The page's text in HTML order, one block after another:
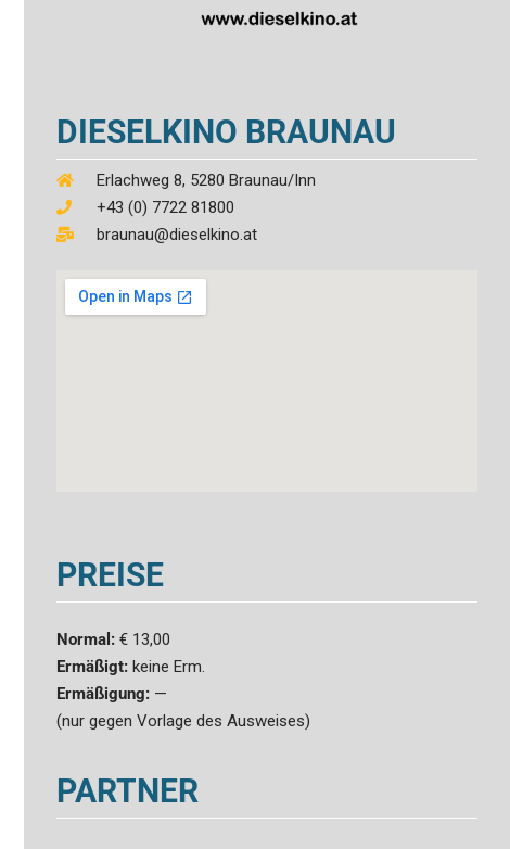
DIESELKINO BRAUNAU
Erlachweg 8, 5280 Braunau/Inn
+43 (0) 7722 81800
braunau@dieselkino.at
PREISE
Normal:€ 13,00
Ermäßigt:keine Erm.
Ermäßigung:—
(nur gegen Vorlage des Ausweises)
PARTNER